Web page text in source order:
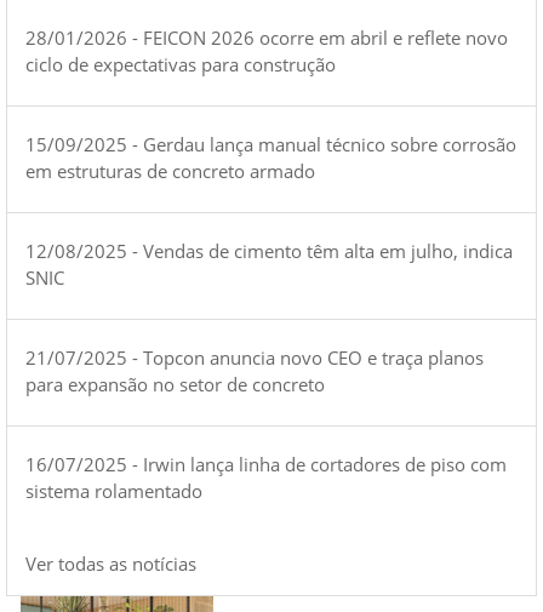
28/01/2026 - FEICON 2026 ocorre em abril e reflete novo
ciclo de expectativas para construção
15/09/2025 - Gerdau lança manual técnico sobre corrosão
em estruturas de concreto armado
12/08/2025 - Vendas de cimento têm alta em julho, indica
SNIC
21/07/2025 - Topcon anuncia novo CEO e traça planos
para expansão no setor de concreto
16/07/2025 - Irwin lança linha de cortadores de piso com
sistema rolamentado
Ver todas as notícias